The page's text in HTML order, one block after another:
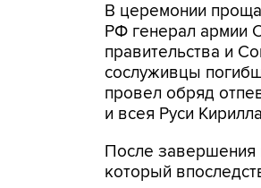
В церемонии
РФ генерал армии
правительства и
сослуживцы
провел обряд
и всея Руси
После завершения
который